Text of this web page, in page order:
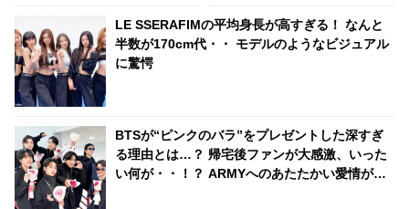
LE SSERAFIMの平均身長が高すぎる！ なんと
半数が170cm代・・ モデルのようなビジュアル
に驚愕
BTSが“ピンクのバラ”をプレゼントした深すぎ
る理由とは…？ 帰宅後ファンが大感激、いった
い何が・・！？ ARMYへのあたたかい愛情が伝